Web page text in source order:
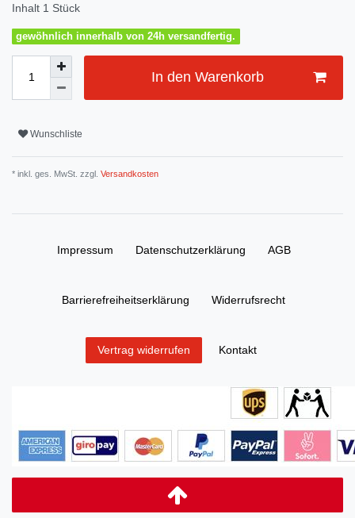
Inhalt 1 Stück
gewöhnlich innerhalb von 24h versandfertig.
In den Warenkorb
Wunschliste
* inkl. ges. MwSt. zzgl. Versandkosten
Impressum Daten­schutz­erklärung AGB
Barrierefreiheitserklärung Widerrufs­recht
Vertrag widerrufen Kontakt